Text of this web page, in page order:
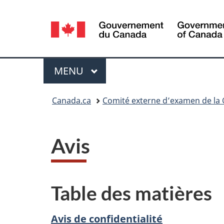
Sélection
de
la
langue
Menu
MENU PRINCIPAL
Canada.ca Comité externe d’examen de
Avis
Table des matières
Avis de confidentialité